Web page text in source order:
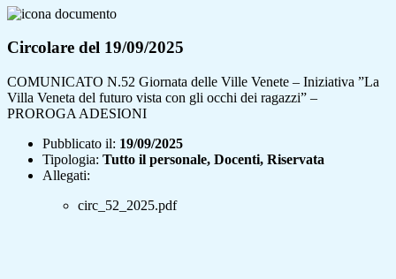
Circolare del 19/09/2025
COMUNICATO N.52 Giornata delle Ville Venete – Iniziativa ”La
Villa Veneta del futuro vista con gli occhi dei ragazzi” –
PROROGA ADESIONI
Pubblicato il: 19/09/2025
Tipologia: Tutto il personale, Docenti, Riservata
Allegati:
circ_52_2025.pdf